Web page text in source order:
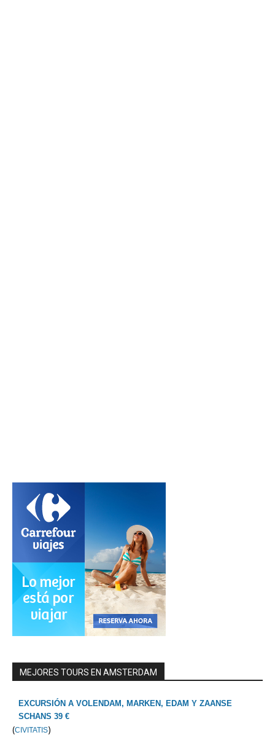
MEJORES TOURS EN AMSTERDAM
EXCURSIÓN A VOLENDAM, MARKEN, EDAM Y ZAANSE
SCHANS 39 €
(CIVITATIS)